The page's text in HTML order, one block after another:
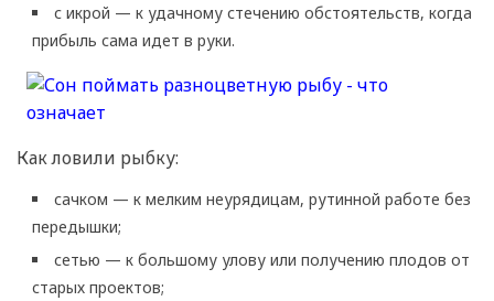
с икрой — к удачному стечению обстоятельств, когда
прибыль сама идет в руки.
Как ловили рыбку:
сачком — к мелким неурядицам, рутинной работе без
передышки;
сетью — к большому улову или получению плодов от
старых проектов;